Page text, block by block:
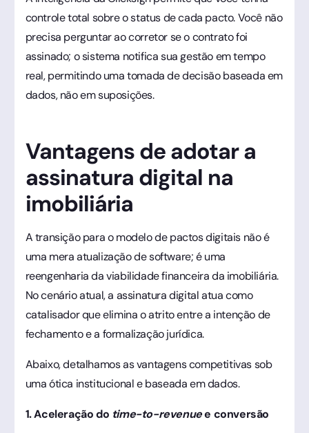
controle total sobre o status de cada pacto. Você não
precisa perguntar ao corretor se o contrato foi
assinado; o sistema notifica sua gestão em tempo
real, permitindo uma tomada de decisão baseada em
dados, não em suposições.
Vantagens de adotar a
assinatura digital na
imobiliária
A transição para o modelo de pactos digitais não é
uma mera atualização de software; é uma
reengenharia da viabilidade financeira da imobiliária.
No cenário atual, a assinatura digital atua como
catalisador que elimina o atrito entre a intenção de
fechamento e a formalização jurídica.
Abaixo, detalhamos as vantagens competitivas sob
uma ótica institucional e baseada em dados.
1. Aceleração do time-to-revenuee conversão